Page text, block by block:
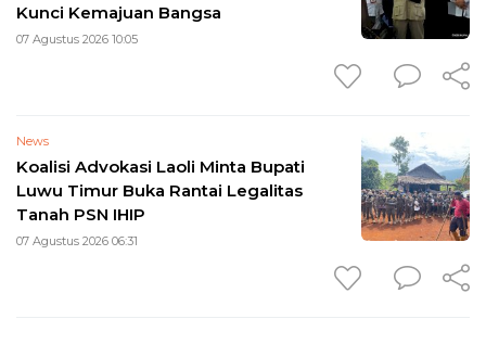
Kunci Kemajuan Bangsa
07 Agustus 2026 10:05
News
Koalisi Advokasi Laoli Minta Bupati
Luwu Timur Buka Rantai Legalitas
Tanah PSN IHIP
07 Agustus 2026 06:31